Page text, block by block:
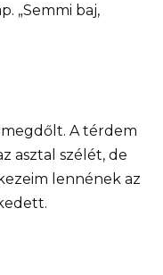
„Semmi baj,
A térdem
asztal szélét, de
lennének az